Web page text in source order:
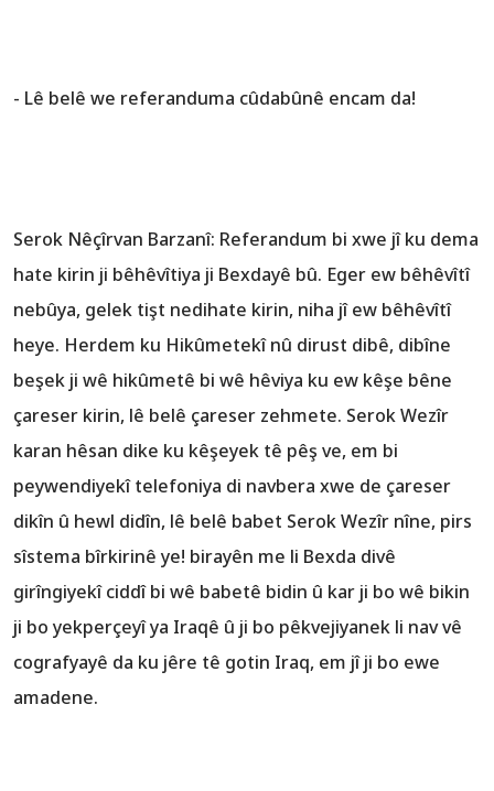
- Lê belê we referanduma cûdabûnê encam da!
Serok Nêçîrvan Barzanî: Referandum bi xwe jî ku dema
hate kirin ji bêhêvîtiya ji Bexdayê bû. Eger ew bêhêvîtî
nebûya, gelek tişt nedihate kirin, niha jî ew bêhêvîtî
heye. Herdem ku Hikûmetekî nû dirust dibê, dibîne
beşek ji wê hikûmetê bi wê hêviya ku ew kêşe bêne
çareser kirin, lê belê çareser zehmete. Serok Wezîr
karan hêsan dike ku kêşeyek tê pêş ve, em bi
peywendiyekî telefoniya di navbera xwe de çareser
dikîn û hewl didîn, lê belê babet Serok Wezîr nîne, pirs
sîstema bîrkirinê ye! birayên me li Bexda divê
girîngiyekî ciddî bi wê babetê bidin û kar ji bo wê bikin
ji bo yekperçeyî ya Iraqê û ji bo pêkvejiyanek li nav vê
cografyayê da ku jêre tê gotin Iraq, em jî ji bo ewe
amadene.